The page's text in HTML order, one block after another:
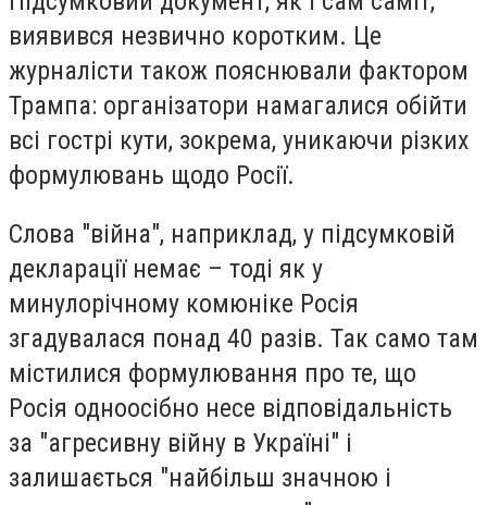
виявився незвично коротким. Це
журналісти також пояснювали фактором
Трампа: організатори намагалися обійти
всі гострі кути, зокрема, уникаючи різких
формулювань щодо Росії.
Слова "війна", наприклад, у підсумковій
декларації немає – тоді як у
минулорічному комюніке Росія
згадувалася понад 40 разів. Так само там
містилися формулювання про те, що
Росія одноосібно несе відповідальність
за "агресивну війну в Україні" і
залишається "найбільш значною і